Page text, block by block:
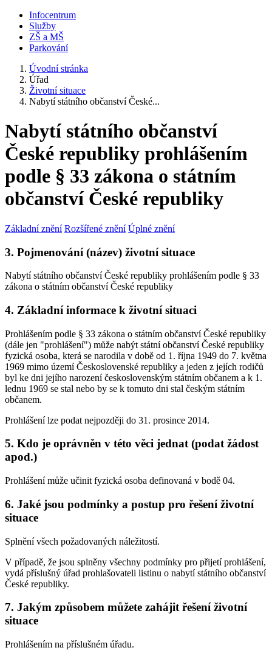
Infocentrum
Služby
ZŠ a MŠ
Parkování
Úvodní stránka
Úřad
Životní situace
Nabytí státního občanství České...
Nabytí státního občanství
České republiky prohlášením
podle § 33 zákona o státním
občanství České republiky
Základní znění Rozšířené znění Úplné znění
3. Pojmenování (název) životní situace
Nabytí státního občanství České republiky prohlášením podle § 33
zákona o státním občanství České republiky
4. Základní informace k životní situaci
Prohlášením podle § 33 zákona o státním občanství České republiky
(dále jen "prohlášení") může nabýt státní občanství České republiky
fyzická osoba, která se narodila v době od 1. října 1949 do 7. května
1969 mimo území Československé republiky a jeden z jejích rodičů
byl ke dni jejího narození československým státním občanem a k 1.
lednu 1969 se stal nebo by se k tomuto dni stal českým státním
občanem.
Prohlášení lze podat nejpozději do 31. prosince 2014.
5. Kdo je oprávněn v této věci jednat (podat žádost
apod.)
Prohlášení může učinit fyzická osoba definovaná v bodě 04.
6. Jaké jsou podmínky a postup pro řešení životní
situace
Splnění všech požadovaných náležitostí.
V případě, že jsou splněny všechny podmínky pro přijetí prohlášení,
vydá příslušný úřad prohlašovateli listinu o nabytí státního občanství
České republiky.
7. Jakým způsobem můžete zahájit řešení životní
situace
Prohlášením na příslušném úřadu.